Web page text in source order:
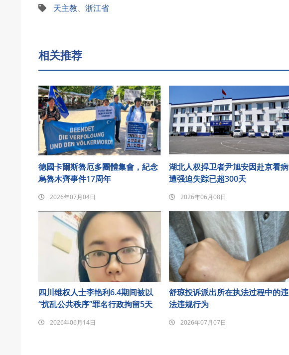
天主教、 浙江省
相关推荐
德國卡爾斯魯厄多團體集會，紀念
烏魯木齊事件17周年
2026年07月04日
湖北人权捍卫者尹旭安因赴京看病
遭强迫失踪已超300天
2026年06月08日
四川维权人士李艳利6.4期间被以
“扰乱公共秩序”罪名行政拘留5天
2026年06月14日
舒琼投诉派出所在执法过程中的违
法违规行为
2026年07月07日